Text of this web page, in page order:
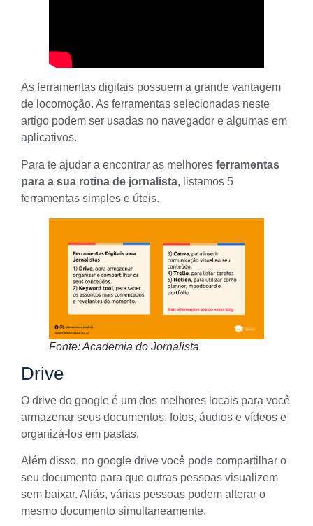
As ferramentas digitais possuem a grande vantagem
de locomoção. As ferramentas selecionadas neste
artigo podem ser usadas no navegador e algumas em
aplicativos.
Para te ajudar a encontrar as melhores ferramentas
para a sua rotina de jornalista, listamos 5
ferramentas simples e úteis.
Fonte: Academia do Jornalista
Drive
O drive do google é um dos melhores locais para você
armazenar seus documentos, fotos, áudios e vídeos e
organizá-los em pastas.
Além disso, no google drive você pode compartilhar o
seu documento para que outras pessoas visualizem
sem baixar. Aliás, várias pessoas podem alterar o
mesmo documento simultaneamente.